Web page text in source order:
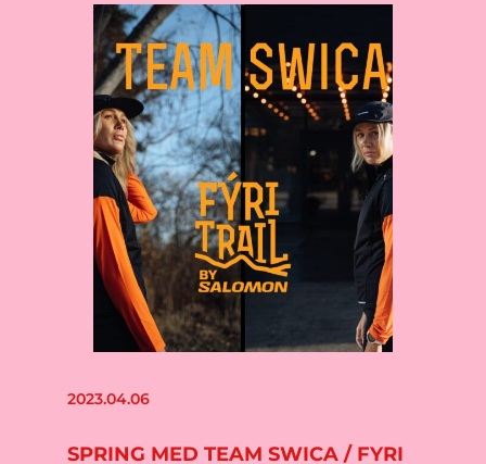
2023.04.06
SPRING MED TEAM SWICA / FYRI